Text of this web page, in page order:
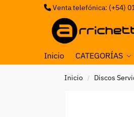
Venta telefónica: (+54)
Inicio CATEGORÍAS
Inicio / Discos